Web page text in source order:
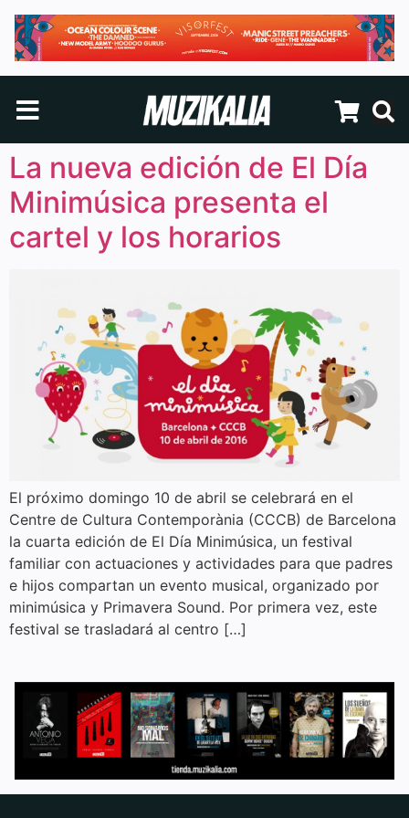
La nueva edición de El Día
Minimúsica presenta el
cartel y los horarios
El próximo domingo 10 de abril se celebrará en el
Centre de Cultura Contemporània (CCCB) de Barcelona
la cuarta edición de El Día Minimúsica, un festival
familiar con actuaciones y actividades para que padres
e hijos compartan un evento musical, organizado por
minimúsica y Primavera Sound. Por primera vez, este
festival se trasladará al centro […]